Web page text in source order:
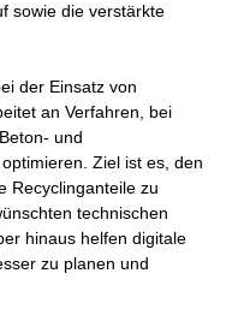
sowie die verstärkte
der Einsatz von
an Verfahren, bei
und
Ziel ist es, den
Recyclinganteile zu
technischen
hinaus helfen digitale
zu planen und